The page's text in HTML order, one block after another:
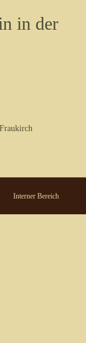
in der
Interner Bereich